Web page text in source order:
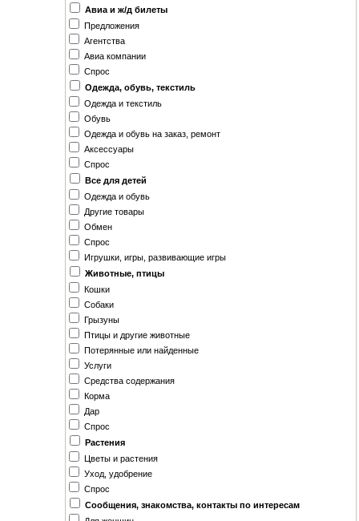
Авиа и ж/д билеты
Предложения
Агентства
Авиа компании
Спрос
Одежда, обувь, текстиль
Одежда и текстиль
Обувь
Одежда и обувь на заказ, ремонт
Аксессуары
Спрос
Все для детей
Одежда и обувь
Другие товары
Обмен
Спрос
Игрушки, игры, развивающие игры
Животные, птицы
Кошки
Собаки
Грызуны
Птицы и другие животные
Потерянные или найденные
Услуги
Средства содержания
Корма
Дар
Спрос
Растения
Цветы и растения
Уход, удобрение
Спрос
Сообщения, знакомства, контакты по интересам